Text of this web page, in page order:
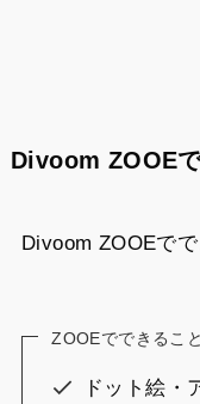
Divoom ZOOE
Divoom ZOOEで
ZOOEでできるこ
ドット絵・